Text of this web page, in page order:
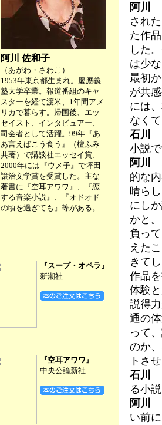
阿川 佐和子
（あがわ・さわこ）
1953年東京都生まれ。慶應義
塾大学卒業。報道番組のキャ
スターを経て渡米、1年間アメ
リカで暮らす。帰国後、エッ
セイスト、インタビュアー、
司会者として活躍。99年『あ
あ言えばこう食う』（檀ふみ
共著）で講談社エッセイ賞、
2000年には『ウメ子』で坪田
譲治文学賞を受賞した。主な
著書に『空耳アワワ』、『恋
する音楽小説』、『オドオド
の頃を過ぎても』等がある。
『スープ・オペラ』
新潮社
『空耳アワワ』
中央公論新社
阿川
され
た作
した
は少
最初
が共
には
なく
石川
小説
阿川
的な
晴ら
にし
かと
負っ
えた
きて
作品
体験
説得
通の
って
のか
トさ
石川
る小
阿川
い前